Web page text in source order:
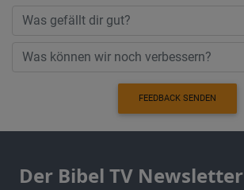
FEEDBACK SENDEN
Der Bibel TV Newsletter